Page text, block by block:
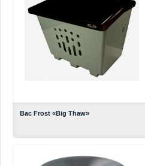
Bac Frost «Big Thaw»